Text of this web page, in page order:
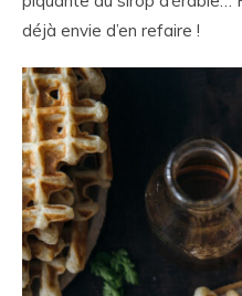
déjà envie d’en refaire !